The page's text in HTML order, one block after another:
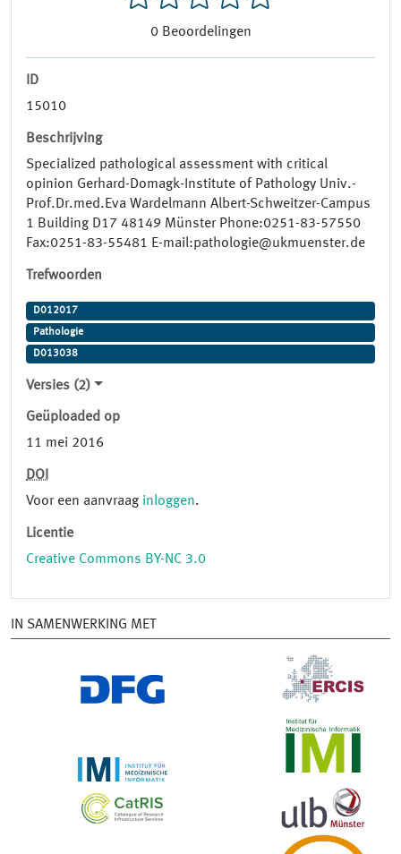
0 Beoordelingen
ID
15010
Beschrijving
Specialized pathological assessment with critical
opinion Gerhard-Domagk-Institute of Pathology Univ.-
Prof.Dr.med.Eva Wardelmann Albert-Schweitzer-Campus
1 Building D17 48149 Münster Phone:0251-83-57550
Fax:0251-83-55481 E-mail:pathologie@ukmuenster.de
Trefwoorden
D012017
Pathologie
D013038
Versies (2)
Geüploaded op
11 mei 2016
DOI
Voor een aanvraag inloggen.
Licentie
Creative Commons BY-NC 3.0
IN SAMENWERKING MET